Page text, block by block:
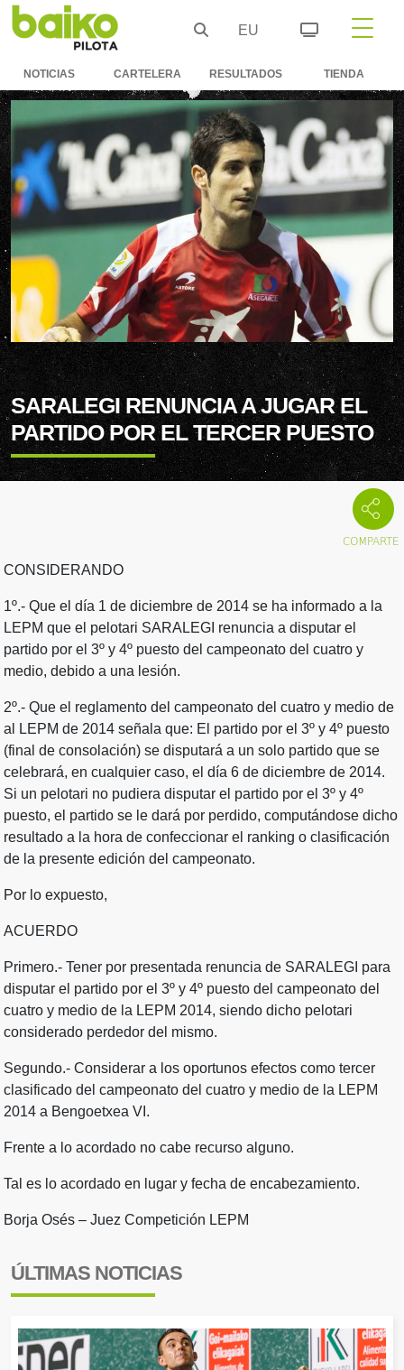
EU
NOTICIAS CARTELERA RESULTADOS TIENDA
SARALEGI RENUNCIA A JUGAR EL
PARTIDO POR EL TERCER PUESTO
CONSIDERANDO
1º.- Que el día 1 de diciembre de 2014 se ha informado a la
LEPM que el pelotari SARALEGI renuncia a disputar el
partido por el 3º y 4º puesto del campeonato del cuatro y
medio, debido a una lesión.
2º.- Que el reglamento del campeonato del cuatro y medio de
al LEPM de 2014 señala que: El partido por el 3º y 4º puesto
(final de consolación) se disputará a un solo partido que se
celebrará, en cualquier caso, el día 6 de diciembre de 2014.
Si un pelotari no pudiera disputar el partido por el 3º y 4º
puesto, el partido se le dará por perdido, computándose dicho
resultado a la hora de confeccionar el ranking o clasificación
de la presente edición del campeonato.
Por lo expuesto,
ACUERDO
Primero.- Tener por presentada renuncia de SARALEGI para
disputar el partido por el 3º y 4º puesto del campeonato del
cuatro y medio de la LEPM 2014, siendo dicho pelotari
considerado perdedor del mismo.
Segundo.- Considerar a los oportunos efectos como tercer
clasificado del campeonato del cuatro y medio de la LEPM
2014 a Bengoetxea VI.
Frente a lo acordado no cabe recurso alguno.
Tal es lo acordado en lugar y fecha de encabezamiento.
Borja Osés – Juez Competición LEPM
ÚLTIMAS NOTICIAS